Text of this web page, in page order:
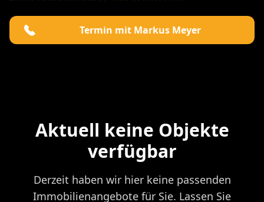
Termin mit Markus Meyer
Aktuell keine Objekte
verfügbar
Derzeit haben wir hier keine passenden
Immobilienangebote für Sie. Lassen Sie